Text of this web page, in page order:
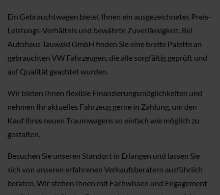
Ein Gebrauchtwagen bietet Ihnen ein ausgezeichnetes Preis-
Leistungs-Verhältnis und bewährte Zuverlässigkeit. Bei
Autohaus Tauwald GmbH finden Sie eine breite Palette an
gebrauchten VW Fahrzeugen, die alle sorgfältig geprüft und
auf Qualität geachtet wurden.
Wir bieten Ihnen flexible Finanzierungsmöglichkeiten und
nehmen Ihr aktuelles Fahrzeug gerne in Zahlung, um den
Kauf Ihres neuen Traumwagens so einfach wie möglich zu
gestalten.
Besuchen Sie unseren Standort in Erlangen und lassen Sie
sich von unseren erfahrenen Verkaufsberatern ausführlich
beraten. Wir stehen Ihnen mit Fachwissen und Engagement